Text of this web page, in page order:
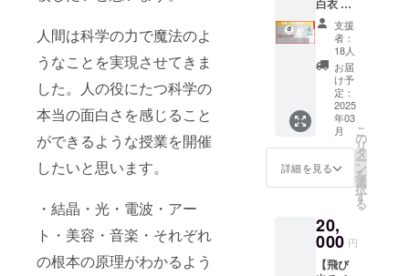
人間は科学の力で魔法のよ
うなことを実現させてきま
した。人の役にたつ科学の
本当の面白さを感じること
ができるような授業を開催
したいと思います。
・結晶・光・電波・アー
ト・美容・音楽・それぞれ
の根本の原理がわかるよう
現時点
では含
まれて
おりま
せん。
【元素
内訳】
H[エチ
オピア
ンオ
パール]
Li[リチ
ア雲母]
ローラ
イト]
Ne
Na[岩
着丈
108/袖
丈57.5
Lサイ
ズ 肩
幅46/胸
囲120/
着丈
110/袖
ズ 肩
幅47.5/
丈112/
袖丈
59.5 3L
深刻な
影響を
受けて
いま
す。そ
の中で
も、使
い捨て
のペッ
トボト
ルは大
きな問
す。し
かし、
私たち
一人一
白衣 こ
れを着
れば
GENKI
LABO
の仲間
入り！
GENKI
LABO
のロゴ
入りの
白衣で
す。 ロ
生のト
レード
マーク
のベン
支援
者：
18人
お届
け予
定：
2025
年03
月
詳細を見る
こ
の
リ
タ
ー
ン
を
選
択
す
る
20,
000 円
【飛び